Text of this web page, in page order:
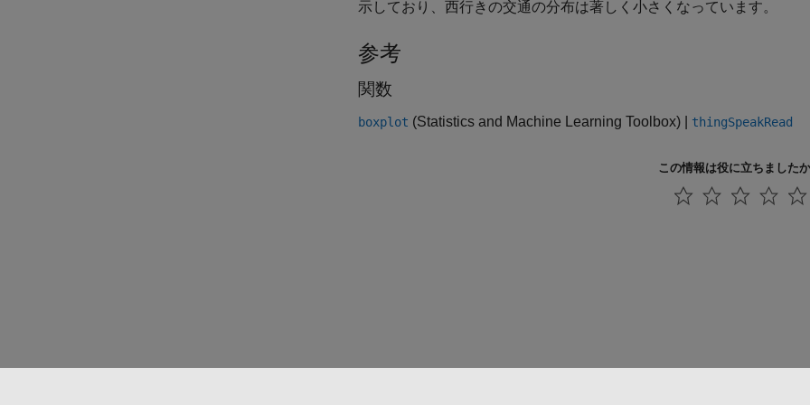
示しており、西行きの交通の分布は著しく小さくなっています。
参考
関数
boxplot (Statistics and Machine Learning Toolbox) thingSpeakRead
この情報は役に立ちました